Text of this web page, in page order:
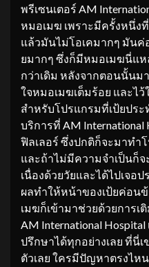
พรีเซนเตอร์ AM
หมอเมฆ เพราะมีครั้งหนึ่ง
แล้วมันไม่โอเคมากๆ มันค่
ยมากๆ ซึ่งก็มีหมอเมฆนี่แ
กว่าเดิม หลังจากตอนนั้นม
ใจหมอเมฆเต็มร้อย และไ
สำหรับโปรแกรมที่เป้ยปร
บริการที่ AM
ฟิลเลอร์ ซึ่งปกติก็จะมาทำ
และถ้าไม่มีความจำเป็นก็
เนื่องด้วยวัยและได้ไปเจอ
ผลทำให้หน้าของเป้ยค่อน
เมฆก็เข้ามาช่วยด้วยการเ
AM International
ปรึกษาได้ทุกอย่างเลย ที่นี่
ตัวเลย ใครมีปัญหาตรงไ